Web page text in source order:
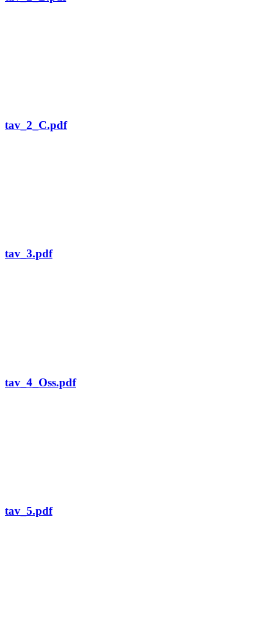
tav_2_C.pdf
tav_3.pdf
tav_4_Oss.pdf
tav_5.pdf